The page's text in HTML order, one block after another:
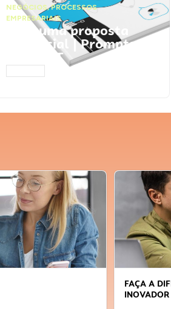
NEGÓCIOS,PROCESSOS
EMPRESARIAIS
Faça uma proposta
comercial | Prompts
ChatGPT
FAÇA A
INOVADOR